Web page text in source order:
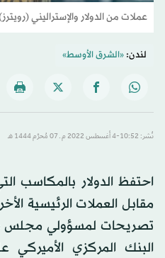
عملات من الدولار والإستراليني
لندن:«الشرق الأوسط»
نُشر: 10:52-4 أغسطس 2022 م ـ 07 مُحرَّم 1444 هـ
احتفظ الدولار بالمكاسب
مقابل العملات الرئيسية
تصريحات لمسؤولي مجلس
البنك المركزي